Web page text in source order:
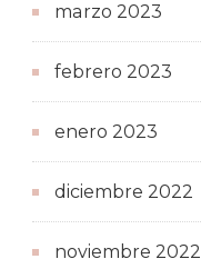
marzo 2023
febrero 2023
enero 2023
diciembre 2022
noviembre 2022